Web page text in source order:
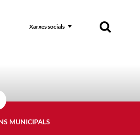
Xarxes socials
MUNICIPALS